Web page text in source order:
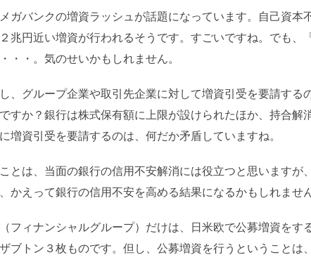
ガバンクの増資ラッシュが話題になっています。自己資本
兆円近い増資が行われるそうです。すごいですね。でも、
・・。気のせいかもしれません。
、グループ企業や取引先企業に対して増資引受を要請する
すか？銀行は株式保有額に上限が設けられたほか、持合解
増資引受を要請するのは、何だか矛盾していますね。
とは、当面の銀行の信用不安解消には役立つと思いますが
かえって銀行の信用不安を高める結果になるかもしれません
フィナンシャルグループ）だけは、日米欧で公募増資をす
ブトン３枚ものです。但し、公募増資を行うということは